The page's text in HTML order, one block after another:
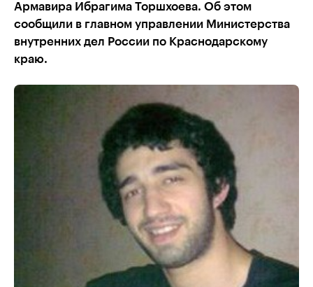
Армавира Ибрагима Торшхоева. Об этом
сообщили в главном управлении Министерства
внутренних дел России по Краснодарскому
краю.